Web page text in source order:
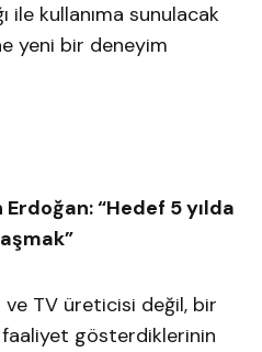
ile kullanıma sunulacak
yeni bir deneyim
Erdoğan: “Hedef 5 yılda
TV üreticisi değil, bir
gösterdiklerinin